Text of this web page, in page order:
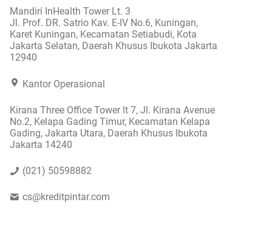
Mandiri InHealth Tower Lt. 3
Jl. Prof. DR. Satrio Kav. E-IV No.6, Kuningan,
Karet Kuningan, Kecamatan Setiabudi, Kota
Jakarta Selatan, Daerah Khusus Ibukota Jakarta
12940
Kantor Operasional
Kirana Three Office Tower lt 7, Jl. Kirana Avenue
No.2, Kelapa Gading Timur, Kecamatan Kelapa
Gading, Jakarta Utara, Daerah Khusus Ibukota
Jakarta 14240
(021) 50598882
cs@kreditpintar.com